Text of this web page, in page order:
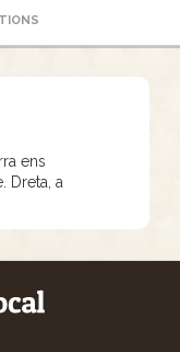
ens
Dreta, a